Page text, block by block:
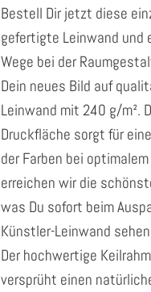
Bestell Dir jetzt diese
gefertigte Leinwand und
Wege bei der
Dein neues Bild auf
Leinwand mit 240 g/m².
Druckfläche sorgt für
der Farben bei
erreichen wir die
was Du sofort beim
Künstler-Leinwand
Der hochwertige
versprüht einen